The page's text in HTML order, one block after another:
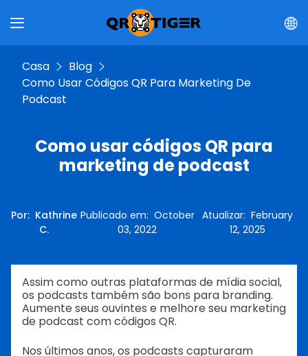
Casa
Blog
Como Usar Códigos QR Para Marketing De
Podcast
Como usar códigos QR para
marketing de podcast
Por: Kathrine
C.
Publicado em: October
03, 2022
Atualizar: February
12, 2025
Assim como outras plataformas de mídia social,
os podcasts também são bons para branding.
Aumente seus ouvintes e melhore seu marketing
de podcast com códigos QR.
Nos últimos anos, os podcasts capturaram